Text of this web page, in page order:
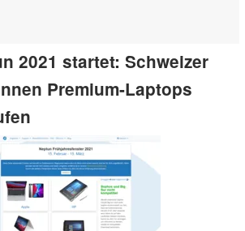
2021 startet: Schweizer
Premium-Laptops